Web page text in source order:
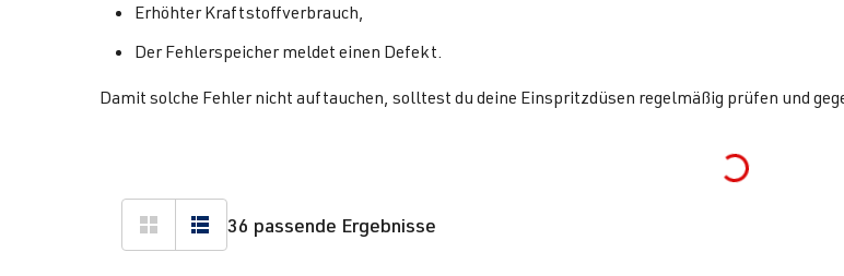
Erhöhter Kraftstoffverbrauch,
Der Fehlerspeicher meldet einen Defekt.
Damit solche Fehler nicht auftauchen, solltest du deine Einspritzdüsen regelmäßig prüfen und
Loading...
36 passende Ergebnisse